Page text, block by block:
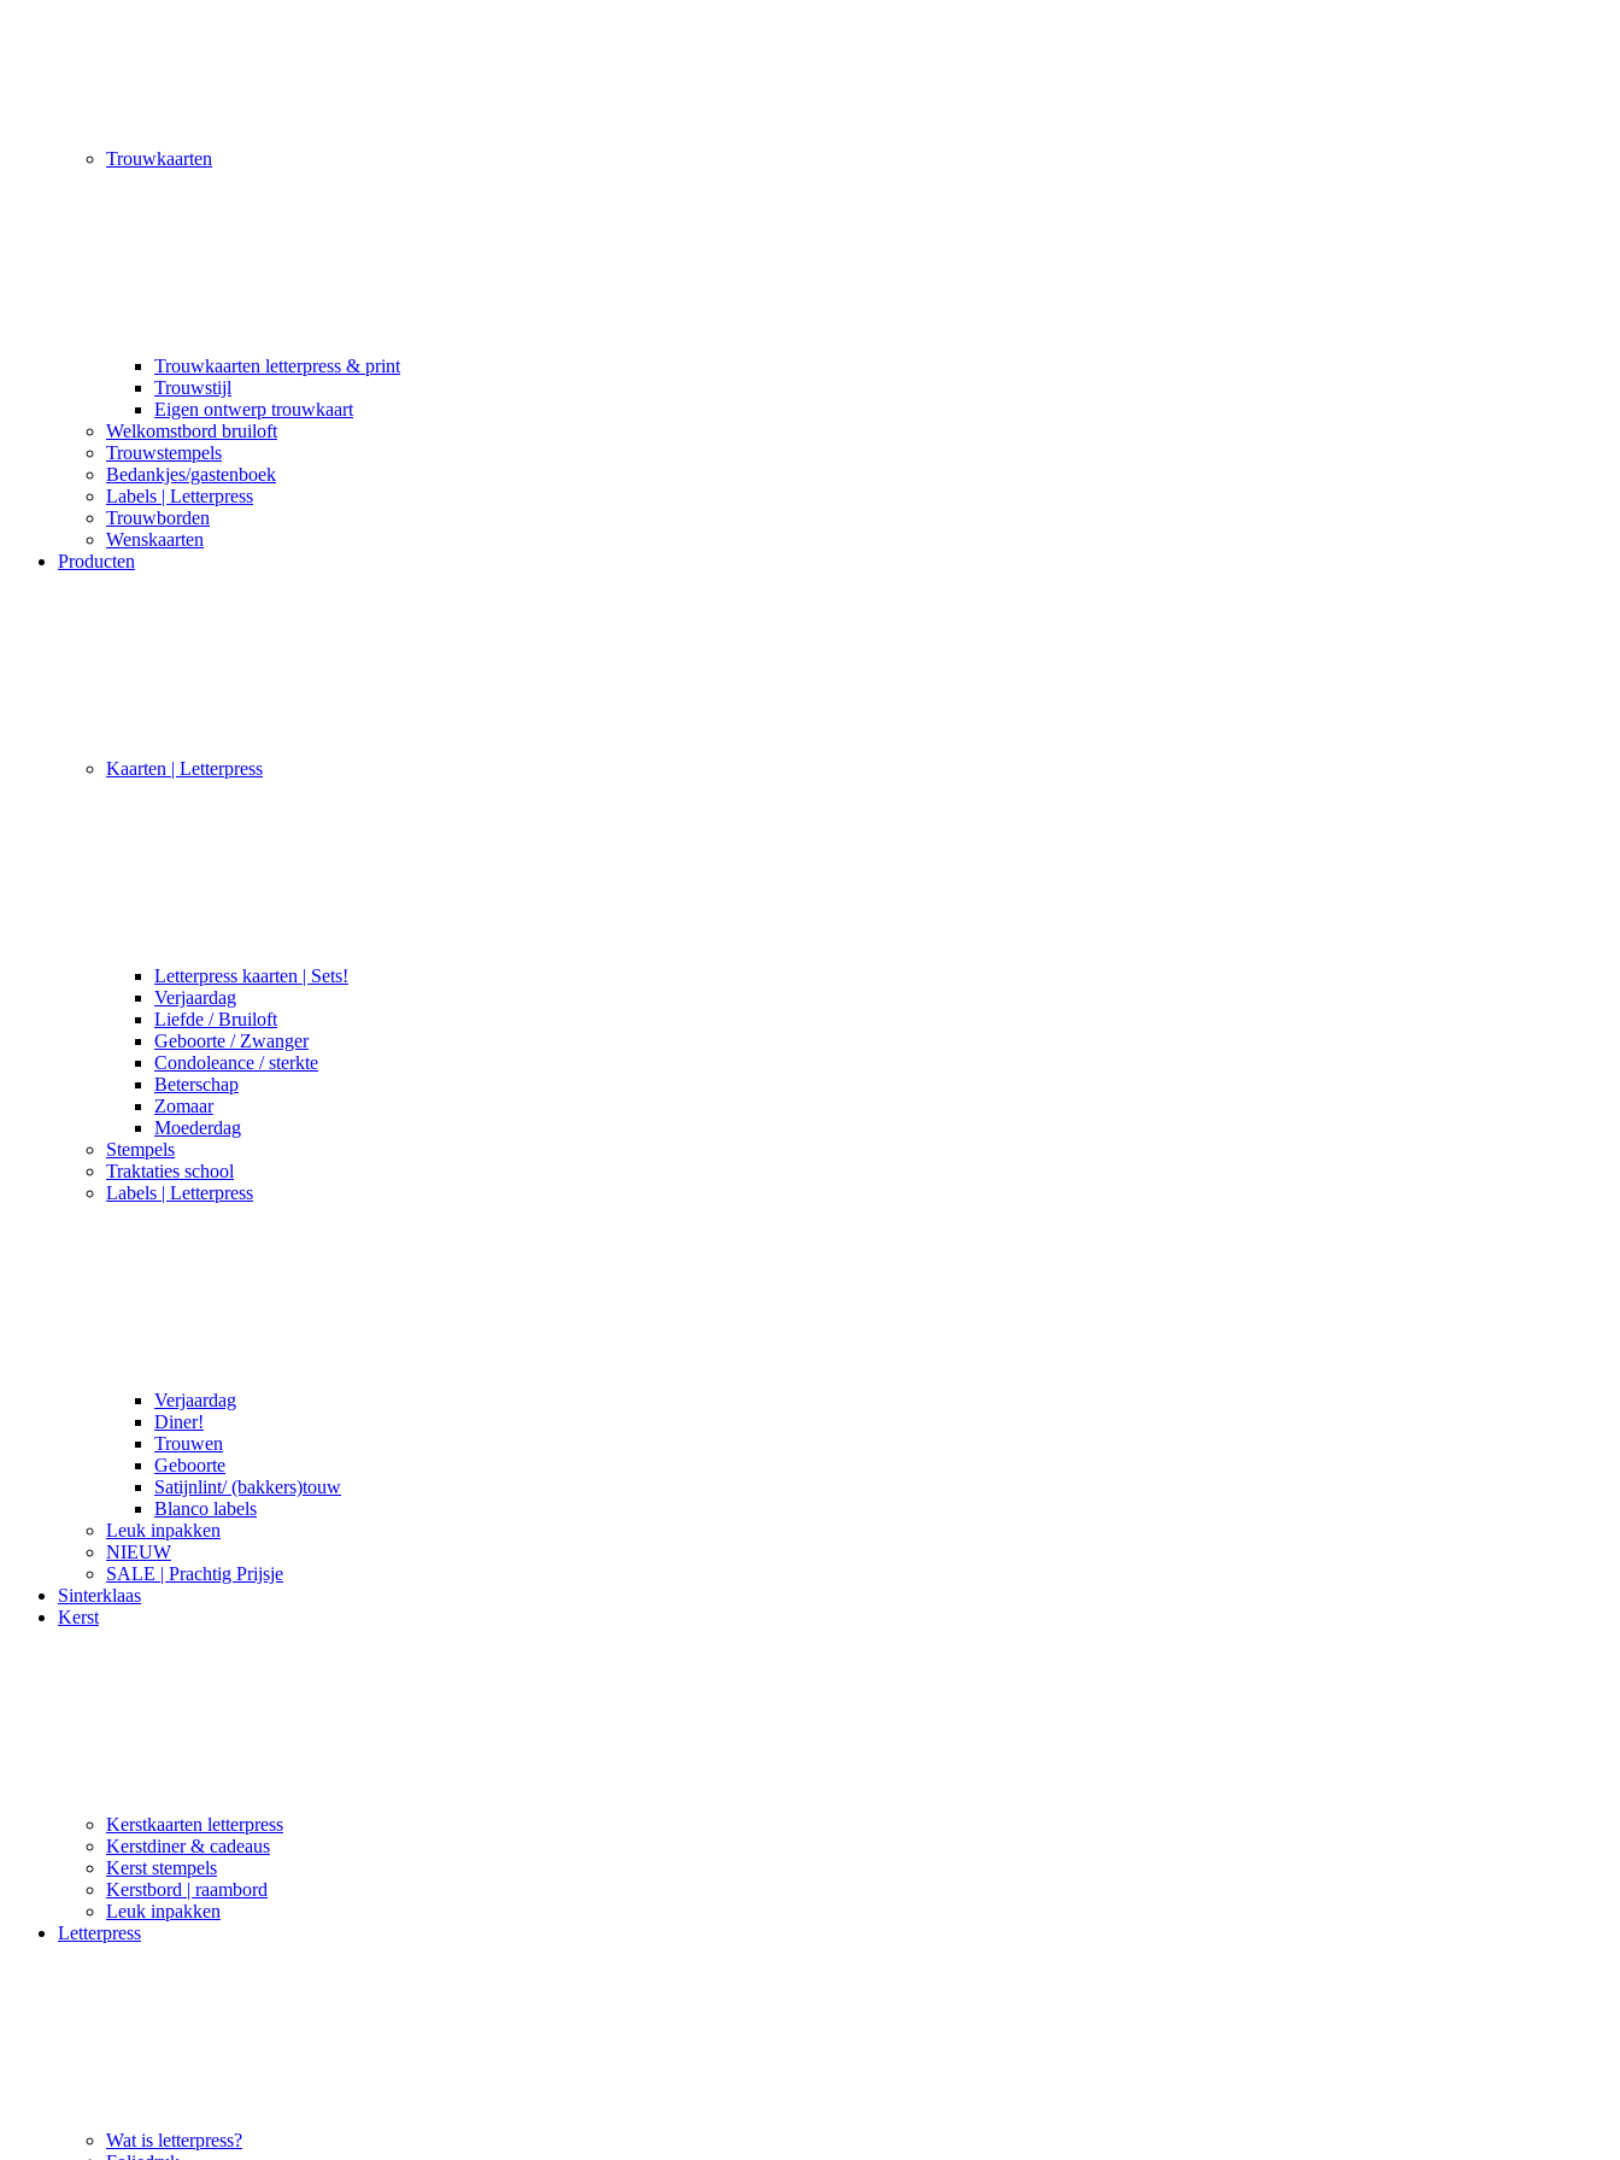
Trouwkaarten
Trouwkaarten letterpress & print
Trouwstijl
Eigen ontwerp trouwkaart
Welkomstbord bruiloft
Trouwstempels
Bedankjes/gastenboek
Labels | Letterpress
Trouwborden
Wenskaarten
Producten
Kaarten | Letterpress
Letterpress kaarten | Sets!
Verjaardag
Liefde / Bruiloft
Geboorte / Zwanger
Condoleance / sterkte
Beterschap
Zomaar
Moederdag
Stempels
Traktaties school
Labels | Letterpress
Verjaardag
Diner!
Trouwen
Geboorte
Satijnlint/ (bakkers)touw
Blanco labels
Leuk inpakken
NIEUW
SALE | Prachtig Prijsje
Sinterklaas
Kerst
Kerstkaarten letterpress
Kerstdiner & cadeaus
Kerst stempels
Kerstbord | raambord
Leuk inpakken
Letterpress
Wat is letterpress?